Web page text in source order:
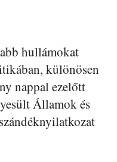
hullámokat
különösen
nappal ezelőtt
Államok és